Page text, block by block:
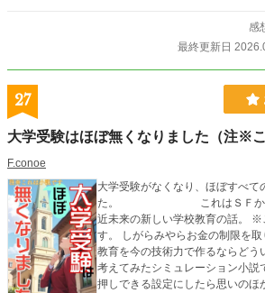
感
最終更新日
27
大学受験はほぼ無くなりました（注※こ
F.conoe
大学受験がなくなり、ほぼすべて
た。 これはＳＦか、それ
近未来の新しい学校教育の話。 ※この物語はフィクションで
す。 しがらみやらお金の制限を取り払って、 全く新しい学校
教育を今の技術力で作るならどう
考えてみたシミュレーション小説です。 オンライン
押しできる設定にしたら思いのほ